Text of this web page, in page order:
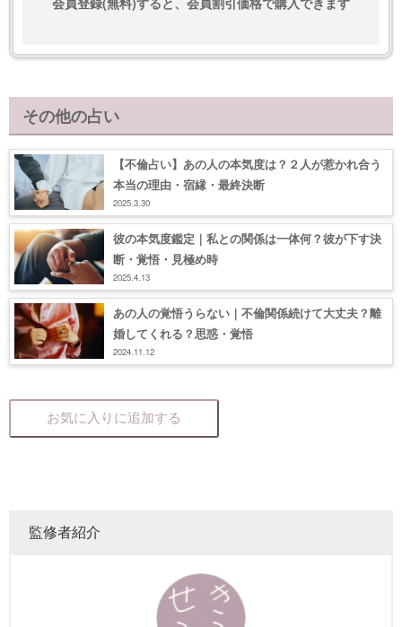
その他の占い
【不倫占い】あの人の本気度は？２人が惹かれ合う
本当の理由・宿縁・最終決断
2025.3.30
彼の本気度鑑定｜私との関係は一体何？彼が下す決
断・覚悟・見極め時
2025.4.13
あの人の覚悟うらない｜不倫関係続けて大丈夫？離
婚してくれる？思惑・覚悟
2024.11.12
お気に入りに追加する
監修者紹介